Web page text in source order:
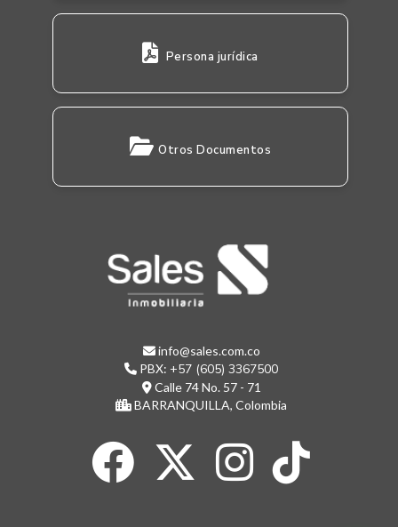
Persona jurídica
Otros Documentos
info@sales.com.co
PBX: +57 (605) 3367500
Calle 74 No. 57 - 71
BARRANQUILLA, Colombia